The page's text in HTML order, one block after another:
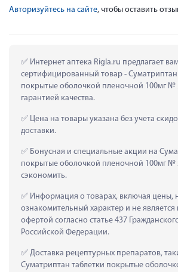
Авторизуйтесь на сайте, чтобы оставить
Интернет аптека Rigla.ru предлагает
сертифицированный товар - Суматриптан
покрытые оболочкой пленочной 100мг №
гарантией качества.
Цена на товары указана без учета
доставки.
Бонусная и специальные акции на
покрытые оболочкой пленочной 100мг №
сэкономить.
Информация о товарах, включая цены,
ознакомительный характер и не
офертой согласно статье 437
Российской Федерации.
Доставка рецептурных препаратов,
Суматриптан таблетки покрытые